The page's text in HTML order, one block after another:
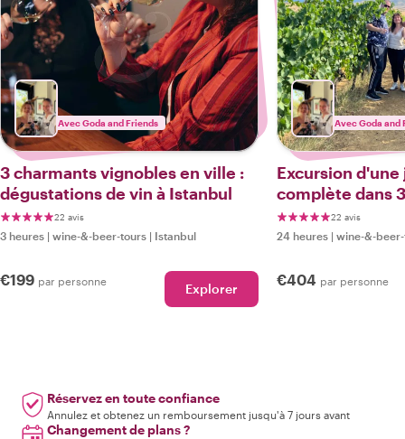
Avec Goda and Friends
3 charmants vignobles en ville :
dégustations de vin à Istanbul
22 avis
3 heures | wine-&-beer-tours | Istanbul
€199 par personne Explorer
Avec Goda and
Excursion
complète dans
départ 22 avis
24 heures | wine-&-
€404 par personne
Réservez en toute confiance
Annulez et obtenez un remboursement jusqu'à 7 jours avant
Changement de plans ?